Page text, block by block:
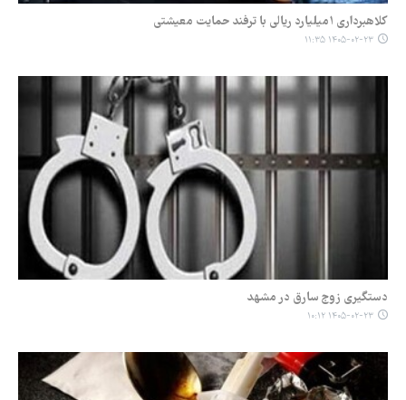
کلاهبرداری ۱میلیارد ریالی با ترفند حمایت معیشتی
۱۴۰۵-۰۲-۲۳ ۱۱:۳۵
دستگیری زوج سارق در مشهد
۱۴۰۵-۰۲-۲۳ ۱۰:۱۲